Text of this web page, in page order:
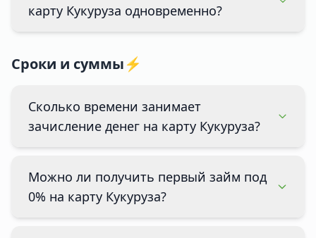
карту Кукуруза одновременно?
Сроки и суммы⚡
Сколько времени занимает
зачисление денег на карту Кукуруза?
Можно ли получить первый займ под
0% на карту Кукуруза?